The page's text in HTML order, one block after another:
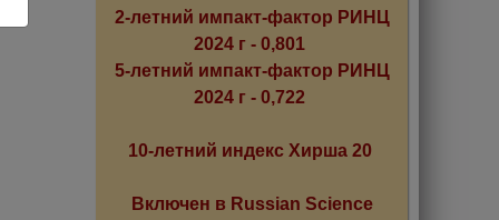
2-летний импакт-фактор РИНЦ
2024 г - 0,801
5-летний импакт-фактор РИНЦ
2024 г - 0,722
10-летний индекс Хирша 20
Включен в Russian Science